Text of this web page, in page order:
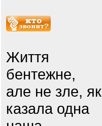
Життя
бентежне,
але не зле, як
казала одна